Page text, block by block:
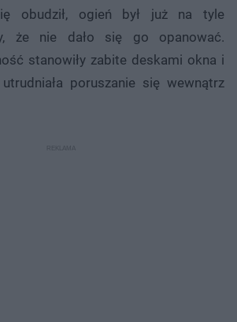
obudził, ogień był już na tyle
że nie dało się go opanować.
stanowiły zabite deskami okna i
poruszanie się wewnątrz